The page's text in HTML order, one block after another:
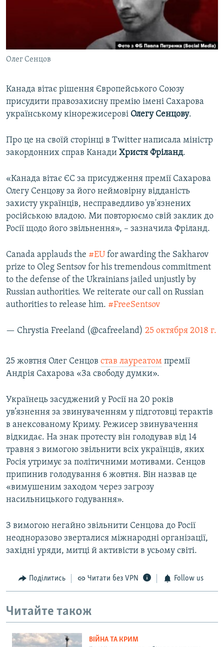
УКРАЇНСЬКА ПРОБЛЕМА КРИМУ
ІНФОГРАФІКА
ДОЛУЧАЙСЯ!
Усі сайти RFE/RL
Олег Сенцов
Канада вітає рішення Європейського Союзу
присудити правозахисну премію імені Сахарова
українському кінорежисерові Олегу Сенцову.
Про це на своїй сторінці в Тwitter написала міністр
закордонних справ Канади Христя Фріланд.
«Канада вітає ЄС за присудження премії Сахарова
Олегу Сенцову за його неймовірну відданість
захисту українців, несправедливо ув'язнених
російською владою. Ми повторюємо свій заклик до
Росії щодо його звільнення», – зазначила Фріланд.
Canada applauds the #EU for awarding the Sakharov
prize to Oleg Sentsov for his tremendous commitment
to the defense of the Ukrainians jailed unjustly by
Russian authorities. We reiterate our call on Russian
authorities to release him. #FreeSentsov
— Chrystia Freeland (@cafreeland) 25 октября 2018 г.
25 жовтня Олег Сенцов став лауреатом премії
Андрія Сахарова «За свободу думки».
Українець засуджений у Росії на 20 років
ув’язнення за звинуваченням у підготовці терактів
в анексованому Криму. Режисер звинувачення
відкидає. На знак протесту він голодував від 14
травня з вимогою звільнити всіх українців, яких
Росія утримує за політичними мотивами. Сенцов
припинив голодування 6 жовтня. Він назвав це
«вимушеним заходом через загрозу
насильницького годування».
З вимогою негайно звільнити Сенцова до Росії
неодноразово зверталися міжнародні організації,
західні уряди, митці й активісти в усьому світі.
Поділитись Читати без VPN Follow us
Читайте також
ВІЙНА ТА КРИМ